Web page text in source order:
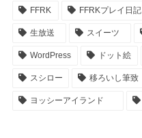
FFRK FFRKプレイ日記
生放送 スイーツ
WordPress ドット絵
スシロー 移ろいし筆致
ヨッシーアイランド